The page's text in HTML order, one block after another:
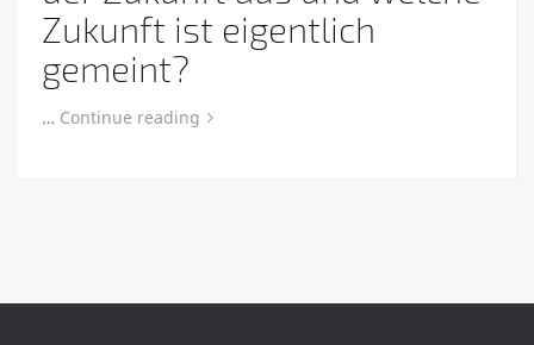
Zukunft ist eigentlich
gemeint?
… Continue reading